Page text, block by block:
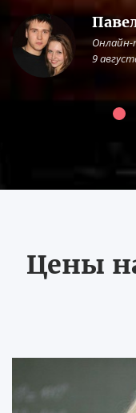
Онлайн-
9
Цены